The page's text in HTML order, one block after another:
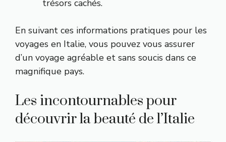
trésors cachés.
En suivant ces informations pratiques pour les
voyages en Italie, vous pouvez vous assurer
d’un voyage agréable et sans soucis dans ce
magnifique pays.
Les incontournables pour
découvrir la beauté de l’Italie